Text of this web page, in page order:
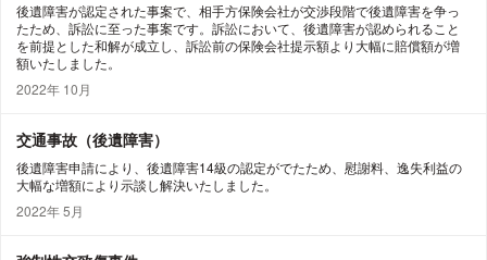
後遺障害が認定された事案で、相手方保険会社が交渉段階で後遺障害を争っ
たため、訴訟に至った事案です。訴訟において、後遺障害が認められること
を前提とした和解が成立し、訴訟前の保険会社提示額より大幅に賠償額が増
額いたしました。
2022年 10月
交通事故（後遺障害）
後遺障害申請により、後遺障害14級の認定がでたため、慰謝料、逸失利益の
大幅な増額により示談し解決いたしました。
2022年 5月